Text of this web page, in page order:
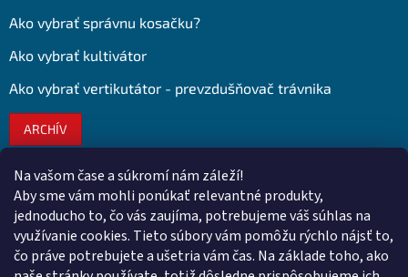
Na vašom čase a súkromí nám záleží!
Aby sme vám mohli ponúkať relevantné produkty,
jednoducho to, čo vás zaujíma, potrebujeme váš súhlas na
využívanie cookies. Tieto súbory vám pomôžu rýchlo nájsť to,
čo práve potrebujete a ušetria vám čas. Na základe toho, ako
Ako vybrať správnu kosačku?
Ako vybrať kultivátor
Ako vybrať vertikutátor - prevzdušňovač trávnika
ARCHÍV
Kontakt
obchod@ euroshopy.sk
0911 931 019